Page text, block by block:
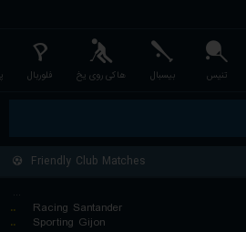
تنیس بیسبال هاکی روی یخ فلوربال
Friendly Club Matches
...
..
Racing Santander
..
Sporting Gijon